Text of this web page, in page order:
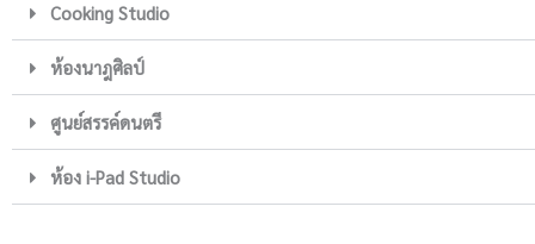
Cooking Studio
ห้องนาฎศิลป์
ศูนย์สรรค์ดนตรี
ห้อง i-Pad Studio